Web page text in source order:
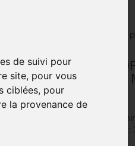
de suivi pour
site, pour vous
ciblées, pour
la provenance de
BBB potence Roadforce 2
POTENCE
CINTRE 31.8
: BHS-08
BBB RoadForce II en
standard de vélos de route :